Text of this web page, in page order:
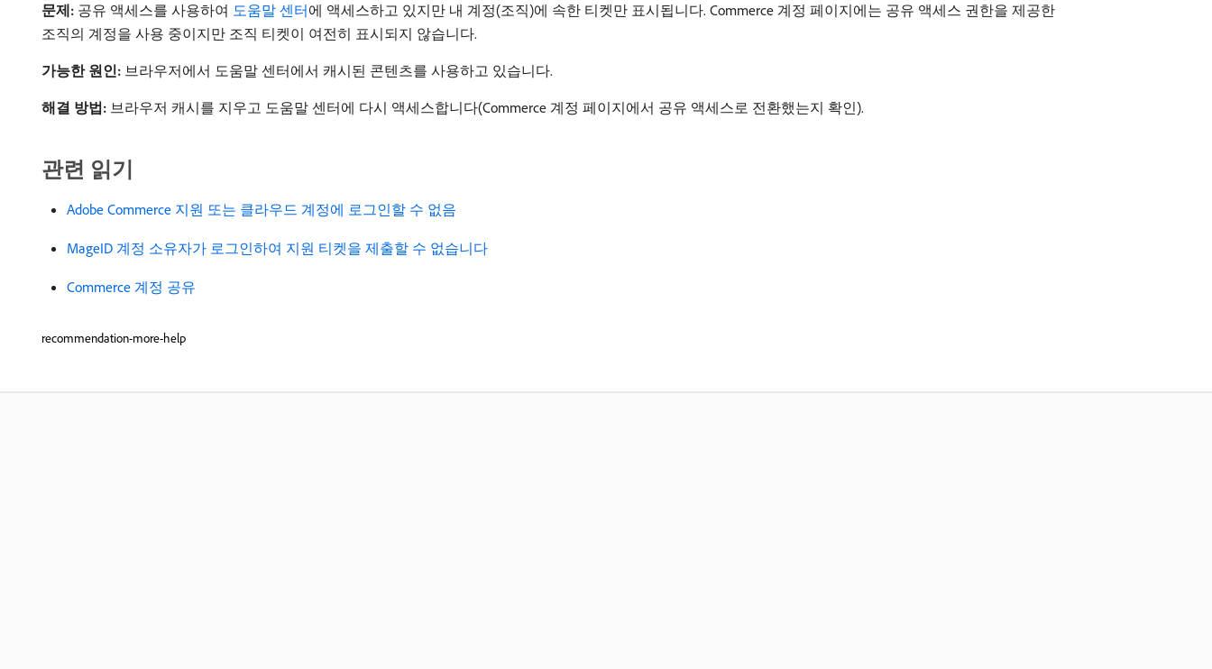
문제: 공유 액세스를 사용하여 도움말 센터에 액세스하고 있지만 내 계정(조직)에 속한 티켓만 표시됩니다. Commerce 계정 페이지에는 공유 액세스 권한을 제공한
조직의 계정을 사용 중이지만 조직 티켓이 여전히 표시되지 않습니다.
가능한 원인: 브라우저에서 도움말 센터에서 캐시된 콘텐츠를 사용하고 있습니다.
해결 방법: 브라우저 캐시를 지우고 도움말 센터에 다시 액세스합니다(Commerce 계정 페이지에서 공유 액세스로 전환했는지 확인).
관련 읽기
Adobe Commerce 지원 또는 클라우드 계정에 로그인할 수 없음
MageID 계정 소유자가 로그인하여 지원 티켓을 제출할 수 없습니다
Commerce 계정 공유
recommendation-more-help